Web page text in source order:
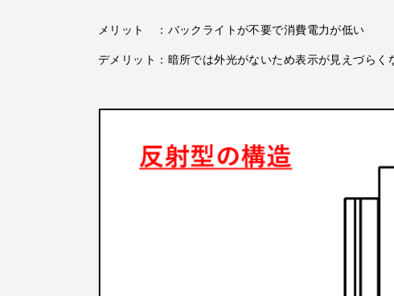
メリット ：バックライトが不要で消費電力が低い
デメリット：暗所では外光がないため表示が見えづらく